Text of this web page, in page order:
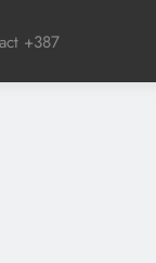
+387